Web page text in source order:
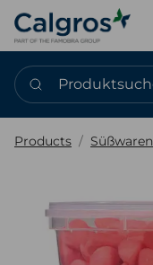
Produktsuche
Products Süßwaren